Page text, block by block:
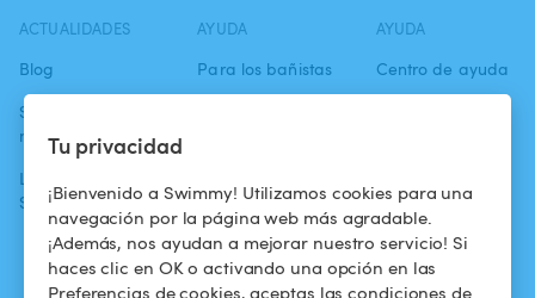
Tu privacidad
¡Bienvenido a Swimmy! Utilizamos cookies para una
navegación por la página web más agradable.
¡Además, nos ayudan a mejorar nuestro servicio! Si
haces clic en OK o activando una opción en las
Preferencias de cookies, aceptas las condiciones de
ACTUALIDADES
Blog
Swimmy en los
medios
La aventura
Swimmy
AYUDA
Para los bañistas
piscina
¿Cómo funciona?
AYUDA
Centro de ayuda
confidencialidad
Aviso legal